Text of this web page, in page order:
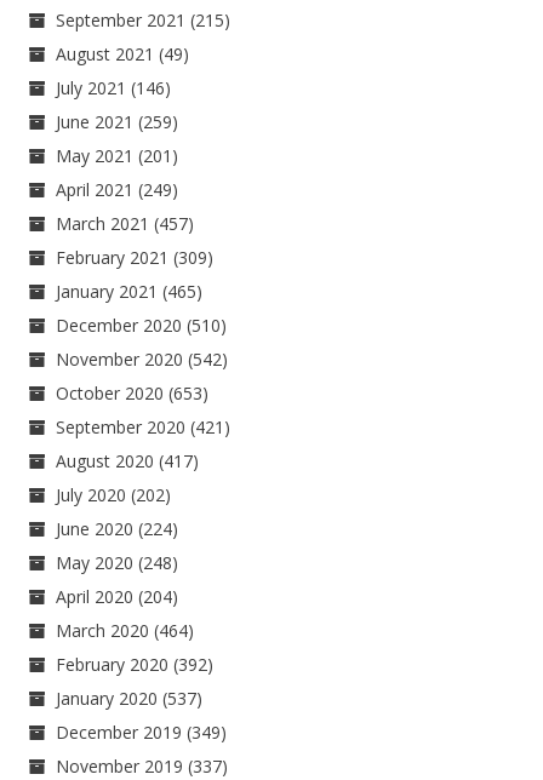
September 2021 (215)
August 2021 (49)
July 2021 (146)
June 2021 (259)
May 2021 (201)
April 2021 (249)
March 2021 (457)
February 2021 (309)
January 2021 (465)
December 2020 (510)
November 2020 (542)
October 2020 (653)
September 2020 (421)
August 2020 (417)
July 2020 (202)
June 2020 (224)
May 2020 (248)
April 2020 (204)
March 2020 (464)
February 2020 (392)
January 2020 (537)
December 2019 (349)
November 2019 (337)